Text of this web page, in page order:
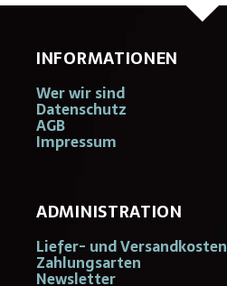
INFORMATIONEN
Wer wir sind
Datenschutz
AGB
Impressum
ADMINISTRATION
Liefer- und Versandkosten
Zahlungsarten
Newsletter